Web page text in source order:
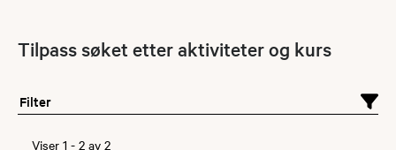
Tilpass søket etter aktiviteter og kurs
Filter
Viser 1 - 2 av 2